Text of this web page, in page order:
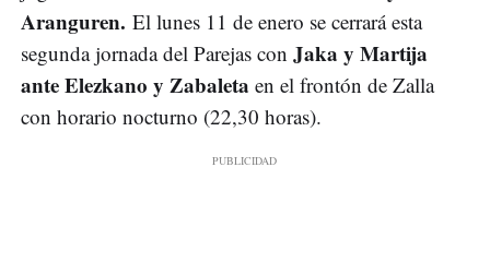
Aranguren. El lunes 11 de enero se cerrará esta
segunda jornada del Parejas con Jaka y Martija
ante Elezkano y Zabaleta en el frontón de Zalla
con horario nocturno (22,30 horas).